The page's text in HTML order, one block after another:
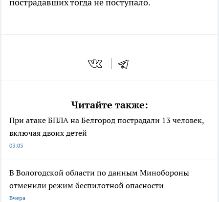
пострадавших тогда не поступало.
Читайте также:
При атаке БПЛА на Белгород пострадали 13 человек,
включая двоих детей
03:03
В Вологодской области по данным Минобороны
отменили режим беспилотной опасности
Вчера